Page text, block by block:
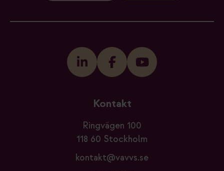
Kontakt
Ringvägen 100
118 60 Stockholm
kontakt@vavvs.se